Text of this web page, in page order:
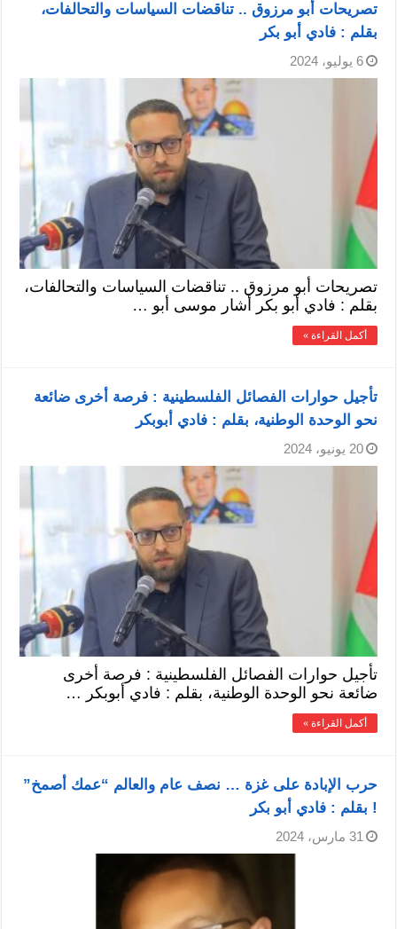
تصريحات أبو مرزوق .. تناقضات السياسات والتحالفات،
بقلم : فادي أبو بكر
6 يوليو، 2024
تصريحات أبو مرزوق .. تناقضات السياسات والتحالفات،
بقلم : فادي أبو بكر أشار موسى أبو …
أكمل القراءة »
تأجيل حوارات الفصائل الفلسطينية : فرصة أخرى ضائعة
نحو الوحدة الوطنية، بقلم : فادي أبوبكر
20 يونيو، 2024
تأجيل حوارات الفصائل الفلسطينية : فرصة أخرى
ضائعة نحو الوحدة الوطنية، بقلم : فادي أبوبكر …
أكمل القراءة »
حرب الإبادة على غزة … نصف عام والعالم “عمك أصمخ”
! بقلم : فادي أبو بكر
31 مارس، 2024